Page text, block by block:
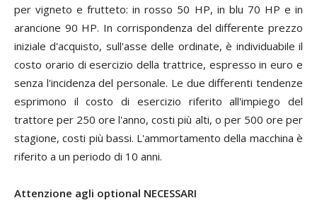
per vigneto e frutteto: in rosso 50 HP, in blu 70 HP e in
arancione 90 HP. In corrispondenza del differente prezzo
iniziale d'acquisto, sull'asse delle ordinate, è individuabile il
costo orario di esercizio della trattrice, espresso in euro e
senza l'incidenza del personale. Le due differenti tendenze
esprimono il costo di esercizio riferito all'impiego del
trattore per 250 ore l'anno, costi più alti, o per 500 ore per
stagione, costi più bassi. L'ammortamento della macchina è
riferito a un periodo di 10 anni.
Attenzione agli optional NECESSARI